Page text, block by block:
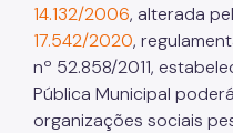
14.132/2006, alterada
17.542/2020,
nº 52.858/2011,
Pública Municipal
organizações sociais